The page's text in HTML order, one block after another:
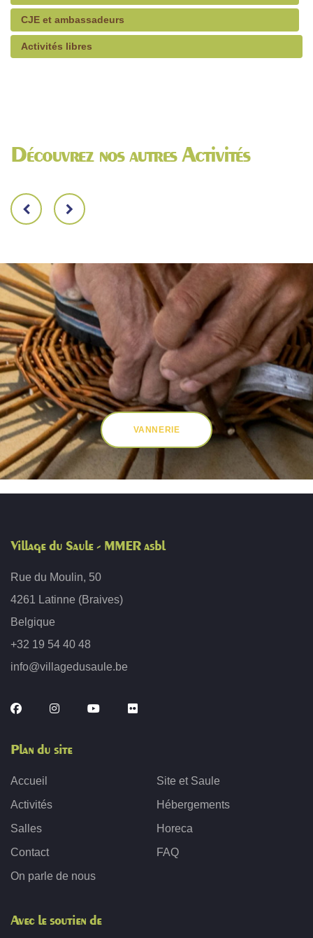
CJE et ambassadeurs
Activités libres
Découvrez nos autres Activités
VANNERIE
Village du Saule - MMER asbl
Rue du Moulin, 50
4261 Latinne (Braives)
Belgique
+32 19 54 40 48
info@villagedusaule.be
Plan du site
Accueil
Site et Saule
Activités
Hébergements
Salles
Horeca
Contact
FAQ
On parle de nous
Avec le soutien de